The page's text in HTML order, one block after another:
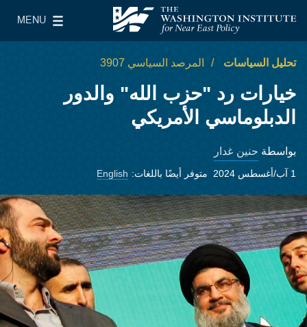
معهد واشنطن لسياسات الشرق الأدنى
MENU
Main Menu
تحليل السياسات المرصد السياسي 3907
خيارات رد "حزب الله" والدور
الدبلوماسي الأمريكي
بواسطة حنين غدار
1 آب/أغسطس 2024 متوفر أيضًا باللغات: English